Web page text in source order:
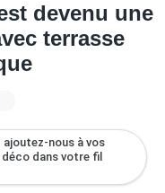
devenu une
terrasse
nous à vos
dans votre fil